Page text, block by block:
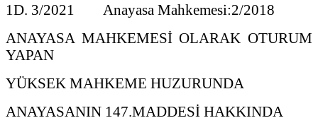
1D. 3/2021 Anayasa Mahkemesi:2/2018
ANAYASA MAHKEMESİ OLARAK OTURUM
YAPAN
YÜKSEK MAHKEME HUZURUNDA
ANAYASANIN 147.MADDESİ HAKKINDA